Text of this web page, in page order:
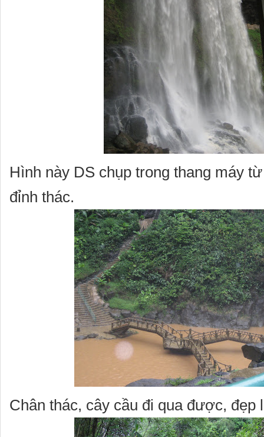
Hình này DS chụp trong thang máy
đỉnh thác.
Chân thác, cây cầu đi qua được, đẹp